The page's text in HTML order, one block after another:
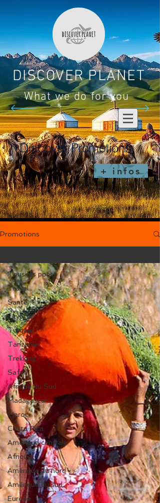
DISCOVER PLANET
What we do for you
Discover Promotions
+ infos
Promotions
Tous les posts
Travel
Santé
Egypte
Turquie
Tanzanie
Trekking
Safari
Afrique du Sud
Madagascar
Maroc
Costa Rica
Amérique centrale
Afrique
Amérique du nord
Amérique du sud
Europe